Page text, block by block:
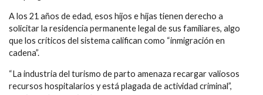
A los 21 años de edad, esos hijos e hijas tienen derecho a
solicitar la residencia permanente legal de sus familiares, algo
que los críticos del sistema califican como “inmigración en
cadena”.
“La industria del turismo de parto amenaza recargar valiosos
recursos hospitalarios y está plagada de actividad criminal”,